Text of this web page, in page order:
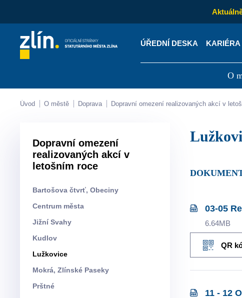
ÚŘEDNÍ DESKA KARIÉRA
O
Kontakty Úřední deska
Úvod O městě Doprava Dopravní omezení realizovaných akcí v
Dopravní omezení
realizovaných akcí v
letošním roce
Bartošova čtvrť, Obeciny
Centrum města
Jižní Svahy
Kudlov
Lužkovice
Mokrá, Zlínské Paseky
Prštné
03-05
6.64MB
QR
11 - 12